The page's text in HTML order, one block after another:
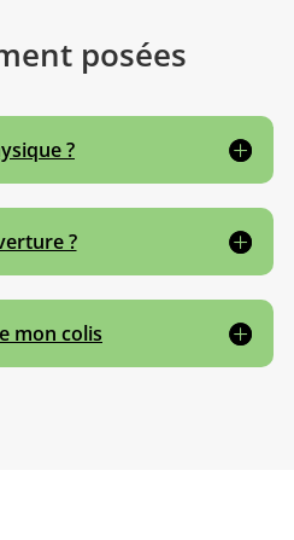
posées
?
?
mon colis